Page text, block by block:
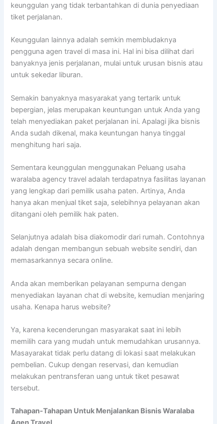
keunggulan yang tidak terbantahkan di dunia penyediaan
tiket perjalanan.
Keunggulan lainnya adalah semkin membludaknya
pengguna agen travel di masa ini. Hal ini bisa dilihat dari
banyaknya jenis perjalanan, mulai untuk urusan bisnis atau
untuk sekedar liburan.
Semakin banyaknya masyarakat yang tertarik untuk
bepergian, jelas merupakan keuntungan untuk Anda yang
telah menyediakan paket perjalanan ini. Apalagi jika bisnis
Anda sudah dikenal, maka keuntungan hanya tinggal
menghitung hari saja.
Sementara keunggulan menggunakan Peluang usaha
waralaba agency travel adalah terdapatnya fasilitas layanan
yang lengkap dari pemilik usaha paten. Artinya, Anda
hanya akan menjual tiket saja, selebihnya pelayanan akan
ditangani oleh pemilik hak paten.
Selanjutnya adalah bisa diakomodir dari rumah. Contohnya
adalah dengan membangun sebuah website sendiri, dan
memasarkannya secara online.
Anda akan memberikan pelayanan sempurna dengan
menyediakan layanan chat di website, kemudian menjaring
usaha. Kenapa harus website?
Ya, karena kecenderungan masyarakat saat ini lebih
memilih cara yang mudah untuk memudahkan urusannya.
Masayarakat tidak perlu datang di lokasi saat melakukan
pembelian. Cukup dengan reservasi, dan kemudian
melakukan pentransferan uang untuk tiket pesawat
tersebut.
Tahapan-Tahapan Untuk Menjalankan Bisnis Waralaba